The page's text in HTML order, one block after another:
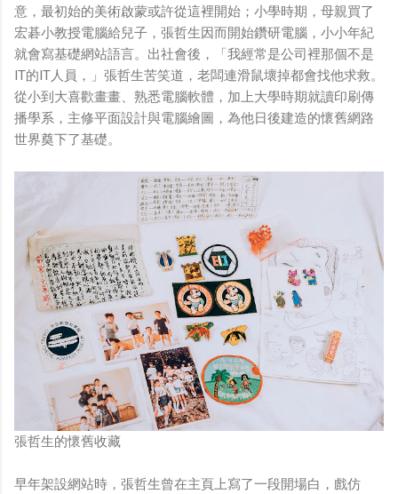
意，最初始的美術啟蒙或許從這裡開始；小學時期，母親買了
宏碁小教授電腦給兒子，張哲生因而開始鑽研電腦，小小年紀
就會寫基礎網站語言。出社會後，「我經常是公司裡那個不是
IT的IT人員，」張哲生苦笑道，老闆連滑鼠壞掉都會找他求救。
從小到大喜歡畫畫、熟悉電腦軟體，加上大學時期就讀印刷傳
播學系，主修平面設計與電腦繪圖，為他日後建造的懷舊網路
世界奠下了基礎。
張哲生的懷舊收藏
早年架設網站時，張哲生曾在主頁上寫了一段開場白，戲仿